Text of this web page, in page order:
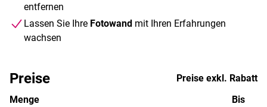
entfernen
Lassen Sie Ihre Fotowand mit Ihren Erfahrungen
wachsen
Preise
Preise exkl. Rabatt
Menge
Bis